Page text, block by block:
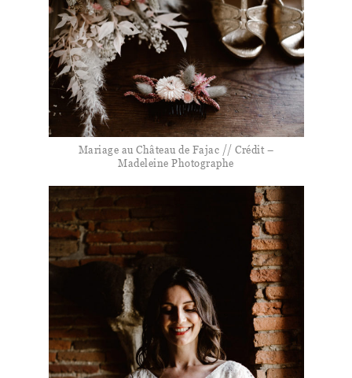
Mariage au Château de Fajac // Crédit –
Madeleine Photographe